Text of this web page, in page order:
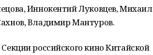
Иннокентий Луковцев, Михаил
Владимир Мантуров.
российского кино Китайской